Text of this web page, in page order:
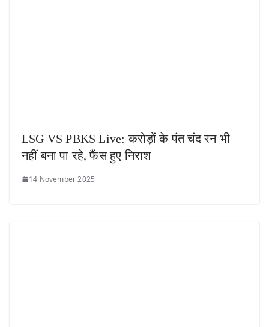
LSG VS PBKS Live: करोड़ों के पंत चंद रन भी
नहीं बना पा रहे, फैंस हुए निराश
14 November 2025